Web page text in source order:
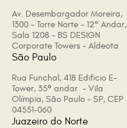
Av. Desembargador Moreira,
1300 - Torre Norte - 12° Andar,
Sala 1208 - BS DESIGN
Corporate Towers - Aldeota
São Paulo
Rua Funchal, 418 Edificio E-
Tower, 35º andar - Vila
Olímpia, São Paulo - SP, CEP
04551-060
Juazeiro do Norte